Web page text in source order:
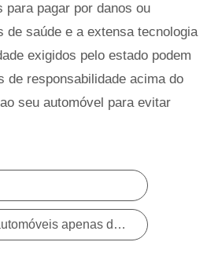
pagar por danos ou
saúde e a extensa tecnologia
exigidos pelo estado podem
de responsabilidade acima do
seu automóvel para evitar
Os prós e contras da cobertura total vs. Seguro de automóveis apenas de responsabilidade